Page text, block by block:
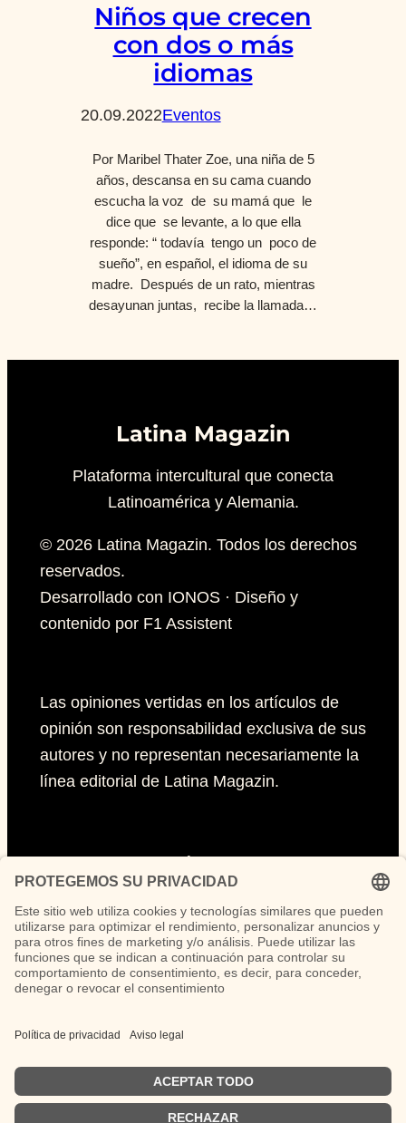
Niños que crecen
con dos o más
idiomas
20.09.2022Eventos
Por Maribel Thater Zoe, una niña de 5
años, descansa en su cama cuando
escucha la voz de su mamá que le
dice que se levante, a lo que ella
responde: “ todavía tengo un poco de
sueño”, en español, el idioma de su
madre. Después de un rato, mientras
desayunan juntas, recibe la llamada…
Latina Magazin
Plataforma intercultural que conecta
Latinoamérica y Alemania.
© 2026 Latina Magazin. Todos los derechos
reservados.
Desarrollado con IONOS · Diseño y
contenido por F1 Assistent
Las opiniones vertidas en los artículos de
opinión son responsabilidad exclusiva de sus
autores y no representan necesariamente la
línea editorial de Latina Magazin.
Páginas
Impressum
Políticas de privacidad
Políticas de Cookies
Instagram TikTok LinkedIn Facebook YouTube